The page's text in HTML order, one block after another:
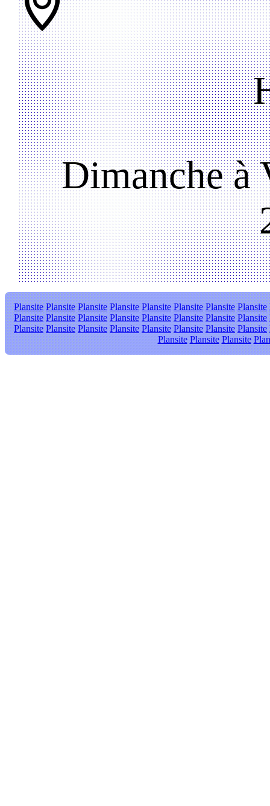
Dimanche à
Plansite Plansite Plansite Plansite Plansite Plansite Plansite Plansite
Plansite Plansite Plansite Plansite Plansite Plansite Plansite Plansite
Plansite Plansite Plansite Plansite Plansite Plansite Plansite Plansite
Plansite Plansite Plansite